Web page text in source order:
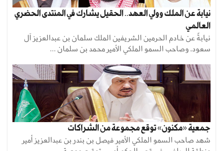
نيابة عن الملك وولي العهد.. الحقيل يشارك في المنتدى الحضري
العالمي
نيابةً عن خادم الحرمين الشريفين الملك سلمان بن عبدالعزيز آل
سعود، وصاحب السمو الملكي الأمير محمد بن سلمان ...
جمعية «مكنون» توقع مجموعة من الشراكات
شهد صاحب السمو الملكي الأمير فيصل بن بندر بن عبدالعزيز أمير